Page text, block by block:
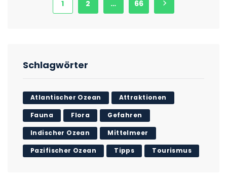
1 2 … 66
Schlagwörter
Atlantischer Ozean Attraktionen
Fauna Flora Gefahren
Indischer Ozean Mittelmeer
Pazifischer Ozean Tipps Tourismus